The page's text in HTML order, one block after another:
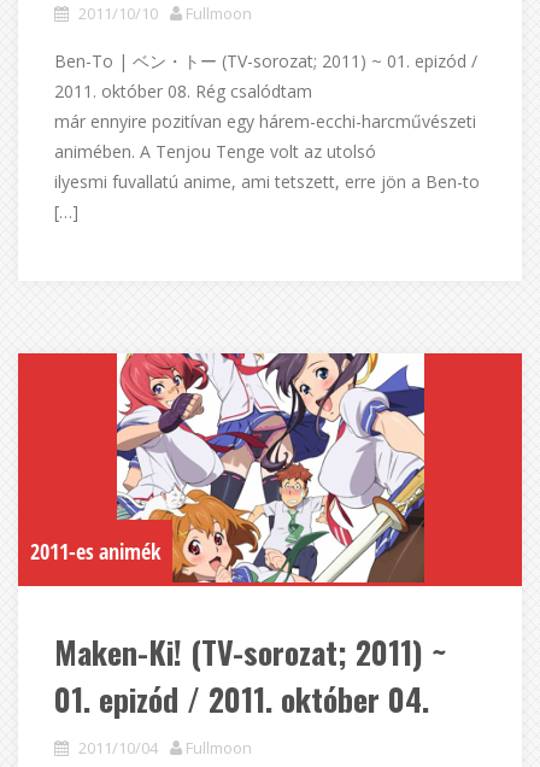
2011/10/10 Fullmoon
Ben-To | ベン・トー (TV-sorozat; 2011) ~ 01. epizód /
2011. október 08. Rég csalódtam
már ennyire pozitívan egy hárem-ecchi-harcművészeti
animében. A Tenjou Tenge volt az utolsó
ilyesmi fuvallatú anime, ami tetszett, erre jön a Ben-to
[…]
2011-es animék
Maken-Ki! (TV-sorozat; 2011) ~
01. epizód / 2011. október 04.
2011/10/04 Fullmoon